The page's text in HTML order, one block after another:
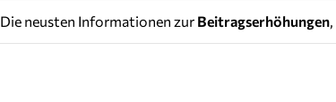
Die neusten Informationen zur Beitragserhöhungen,